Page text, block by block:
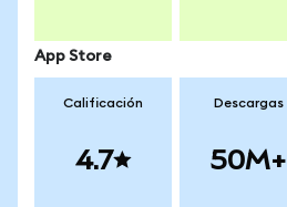
App Store
Calificación
4.7
Descargas
50M+